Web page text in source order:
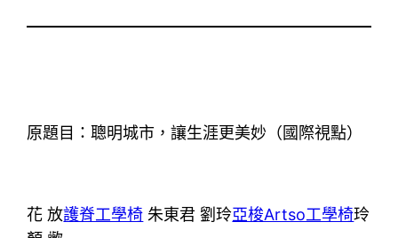
原題目：聰明城市，讓生涯更美妙（國際視點）
花 放護脊工學椅 朱東君 劉玲亞梭Artso工學椅玲